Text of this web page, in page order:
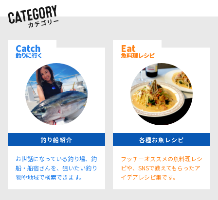
Catch
釣りに行く
釣り船紹介
お世話になっている釣り場、釣
船・船宿さんを、狙いたい釣り
物や地域で検索できます。
Eat
魚料理レシピ
各種お魚レシピ
フッチーオススメの魚料理レシ
ピや、SNSで教えてもらったア
イデアレシピ集です。